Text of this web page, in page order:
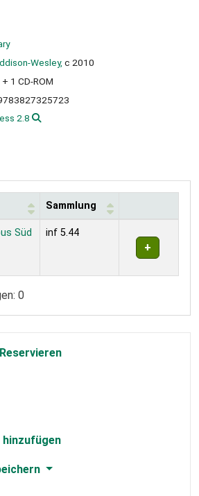
Wesley, c 2010
1 CD-ROM
2.8
Sammlung
Süd inf 5.44
0
hinzufügen